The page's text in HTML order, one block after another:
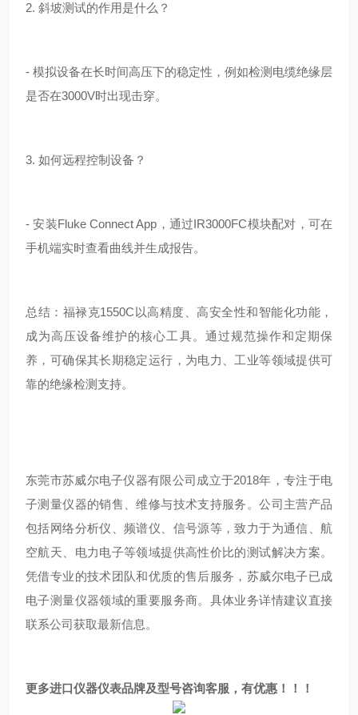
2. 斜坡测试的作用是什么？
- 模拟设备在长时间高压下的稳定性，例如检测电缆绝缘层
是否在3000V时出现击穿。
3. 如何远程控制设备？
- 安装Fluke Connect App，通过IR3000FC模块配对，可在
手机端实时查看曲线并生成报告。
总结：福禄克1550C以高精度、高安全性和智能化功能，
成为高压设备维护的核心工具。通过规范操作和定期保
养，可确保其长期稳定运行，为电力、工业等领域提供可
靠的绝缘检测支持。
东莞市苏威尔电子仪器有限公司成立于2018年，专注于电
子测量仪器的销售、维修与技术支持服务。公司主营产品
包括网络分析仪、频谱仪、信号源等，致力于为通信、航
空航天、电力电子等领域提供高性价比的测试解决方案。
凭借专业的技术团队和优质的售后服务，苏威尔电子已成
电子测量仪器领域的重要服务商。具体业务详情建议直接
联系公司获取最新信息。
更多进口仪器仪表品牌及型号咨询客服，有优惠！！！